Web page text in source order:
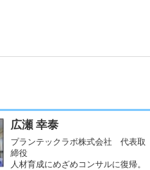
広瀬 幸泰
プランテックラボ株式会社 代表取
締役
人材育成にめざめコンサルに復帰。